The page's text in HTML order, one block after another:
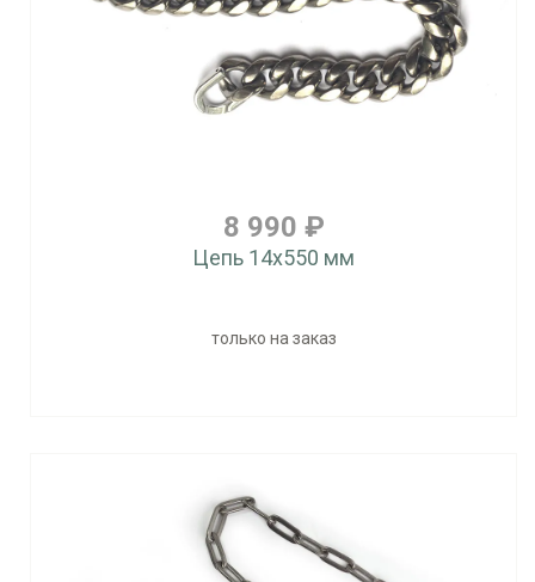
8 990 ₽
Цепь 14x550 мм
только на заказ